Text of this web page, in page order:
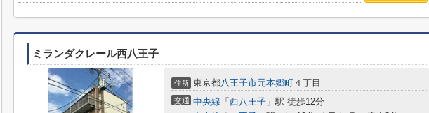
ミランダクレール西八王子
住所 東京都八王子市元本郷町 ４丁目
交通 中央線 「 西八王子 」駅 徒歩12分